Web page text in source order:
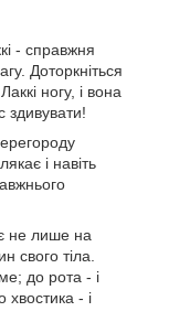
- справжня
Доторкніться
ногу, і вона
здивувати!
і навіть
не лише на
свого тіла.
до рота - і
хвостика - і